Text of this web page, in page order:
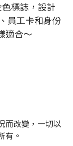
色標誌，設計
員工卡和身份
適合～
而改變，一切以
有。